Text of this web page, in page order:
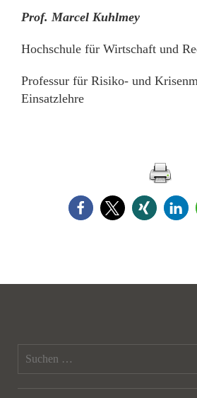
Prof. Marcel Kuhlmey
Hochschule für Wirtschaft und
Professur für Risiko- und
Einsatzlehre